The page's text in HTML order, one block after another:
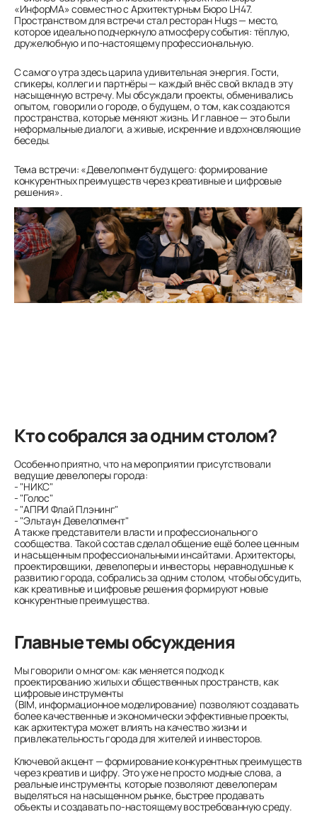
«ИнфорМА» совместно с Архитектурным Бюро LH47.
Пространством для встречи стал ресторан Hugs — место,
которое идеально подчеркнуло атмосферу события: тёплую,
дружелюбную и по-настоящему профессиональную.
С самого утра здесь царила удивительная энергия. Гости,
спикеры, коллеги и партнёры — каждый внёс свой вклад в эту
насыщенную встречу. Мы обсуждали проекты, обменивались
опытом, говорили о городе, о будущем, о том, как создаются
пространства, которые меняют жизнь. И главное — это были
неформальные диалоги, а живые, искренние и вдохновляющие
беседы.
Тема встречи: «Девелопмент будущего: формирование
конкурентных преимуществ через креативные и цифровые
решения».
Кто собрался за одним столом?
Особенно приятно, что на мероприятии присутствовали
ведущие девелоперы города:
- "НИКС"
- "Голос"
- "АПРИ Флай Плэнинг"
- "Эльтаун Девелопмент"
А также представители власти и профессионального
сообщества. Такой состав сделал общение ещё более ценным
и насыщенным профессиональными инсайтами. Архитекторы,
проектировщики, девелоперы и инвесторы, неравнодушные к
развитию города, собрались за одним столом, чтобы обсудить,
как креативные и цифровые решения формируют новые
конкурентные преимущества.
Главные темы обсуждения
Мы говорили о многом: как меняется подход к
проектированию жилых и общественных пространств, как
цифровые инструменты
(BIM, информационное моделирование) позволяют создавать
более качественные и экономически эффективные проекты,
как архитектура может влиять на качество жизни и
привлекательность города для жителей и инвесторов.
Ключевой акцент — формирование конкурентных преимуществ
через креатив и цифру. Это уже не просто модные слова, а
реальные инструменты, которые позволяют девелоперам
выделяться на насыщенном рынке, быстрее продавать
объекты и создавать по-настоящему востребованную среду.